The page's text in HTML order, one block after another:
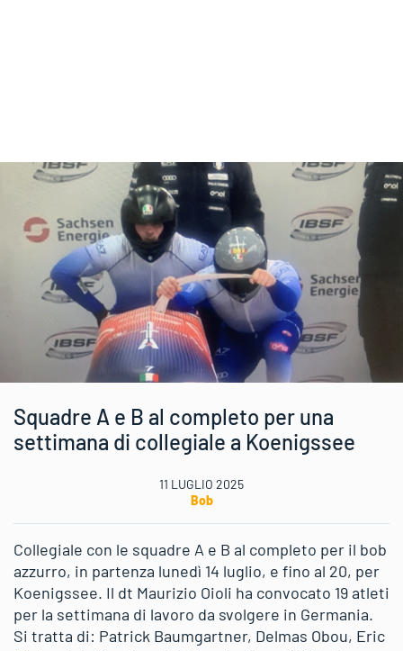
Squadre A e B al completo per una
settimana di collegiale a Koenigssee
11 LUGLIO 2025
Bob
Collegiale con le squadre A e B al completo per il bob
azzurro, in partenza lunedì 14 luglio, e fino al 20, per
Koenigssee. Il dt Maurizio Oioli ha convocato 19 atleti
per la settimana di lavoro da svolgere in Germania.
Si tratta di: Patrick Baumgartner, Delmas Obou, Eric